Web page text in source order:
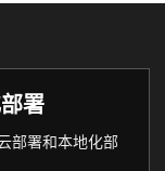
署
部署和本地化部